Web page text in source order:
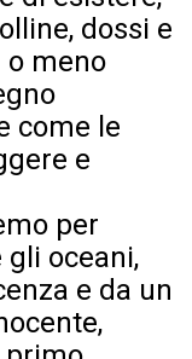
dossi e
o meno
come le
e
per
oceani,
e da un